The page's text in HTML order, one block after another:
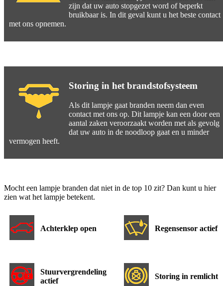
zijn dat uw auto stopgezet word of beperkt
bruikbaar is. In dit geval kunt u het beste contact
met ons opnemen.
Storing in het brandstofsysteem
Als dit lampje gaat branden neem dan even
contact met ons op. Dit lampje kan een door een
aantal zaken veroorzaakt worden met als gevolg
dat uw auto in de noodloop gaat en u minder
vermogen heeft.
Mocht een lampje branden dat niet in de top 10 zit? Dan kunt u hier
zien wat het lampje betekent.
Achterklep open Regensensor actief
Stuurvergrendeling
actief
Storing in remlicht